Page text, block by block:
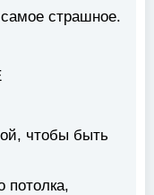
страшное.
чтобы быть
потолка,